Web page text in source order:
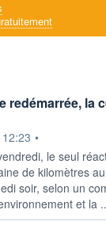
redémarrée, la
12:23 •
le seul
de kilomètres
soir, selon un
et la